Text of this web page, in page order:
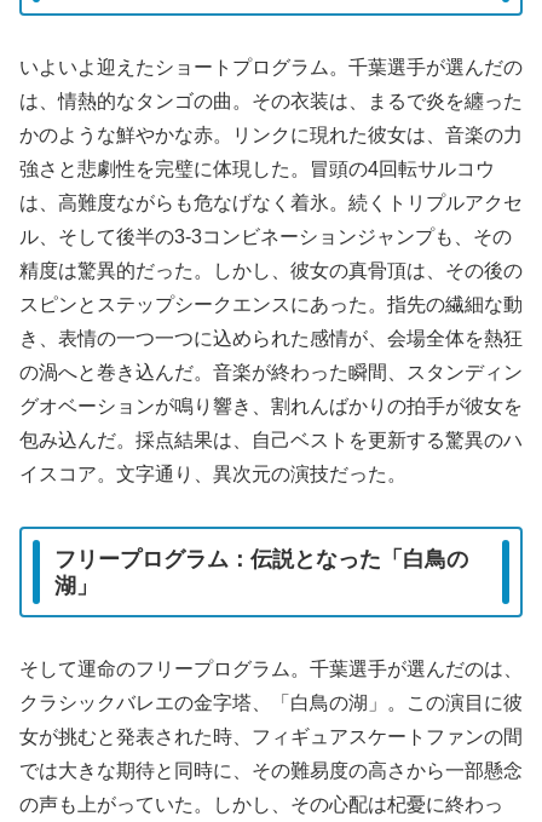
いよいよ迎えたショートプログラム。千葉選手が選んだの
は、情熱的なタンゴの曲。その衣装は、まるで炎を纏った
かのような鮮やかな赤。リンクに現れた彼女は、音楽の力
強さと悲劇性を完璧に体現した。冒頭の4回転サルコウ
は、高難度ながらも危なげなく着氷。続くトリプルアクセ
ル、そして後半の3-3コンビネーションジャンプも、その
精度は驚異的だった。しかし、彼女の真骨頂は、その後の
スピンとステップシークエンスにあった。指先の繊細な動
き、表情の一つ一つに込められた感情が、会場全体を熱狂
の渦へと巻き込んだ。音楽が終わった瞬間、スタンディン
グオベーションが鳴り響き、割れんばかりの拍手が彼女を
包み込んだ。採点結果は、自己ベストを更新する驚異のハ
イスコア。文字通り、異次元の演技だった。
フリープログラム：伝説となった「白鳥の
湖」
そして運命のフリープログラム。千葉選手が選んだのは、
クラシックバレエの金字塔、「白鳥の湖」。この演目に彼
女が挑むと発表された時、フィギュアスケートファンの間
では大きな期待と同時に、その難易度の高さから一部懸念
の声も上がっていた。しかし、その心配は杞憂に終わっ